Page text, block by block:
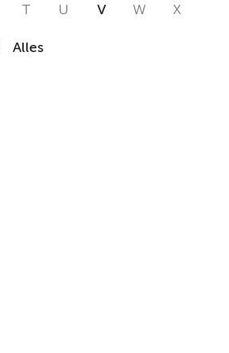
T U V W X
Alles